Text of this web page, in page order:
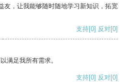
友，让我能够随时随地学习新知识，拓宽
支持[0] 反对[0]
满足我所有需求。
支持[0] 反对[0]